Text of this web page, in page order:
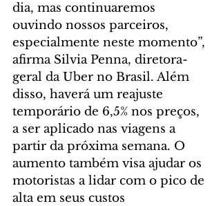
dia, mas continuaremos
ouvindo nossos parceiros,
especialmente neste momento”,
afirma Silvia Penna, diretora-
geral da Uber no Brasil. Além
disso, haverá um reajuste
temporário de 6,5% nos preços,
a ser aplicado nas viagens a
partir da próxima semana. O
aumento também visa ajudar os
motoristas a lidar com o pico de
alta em seus custos